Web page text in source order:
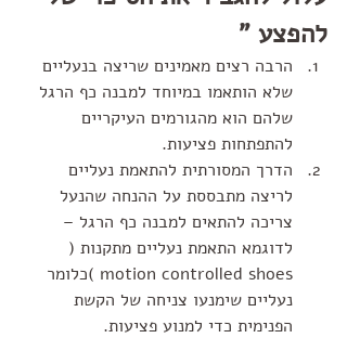
להפצע "
הרבה רצים מאמינים שריצה בנעליים
שלא הותאמו במיוחד למבנה כף הרגל
שלהם הוא מהגורמים העיקריים
להתפתחות פציעות.
הדרך המסורתית להתאמת נעליים
לריצה מתבססת על ההנחה שהנעל
צריכה להתאים למבנה כף הרגל –
לדוגמא התאמת נעליים מתקנות (
motion controlled shoes )כלומר
נעליים שימנעו צניחה של הקשת
הפנימית כדי למנוע פציעות.